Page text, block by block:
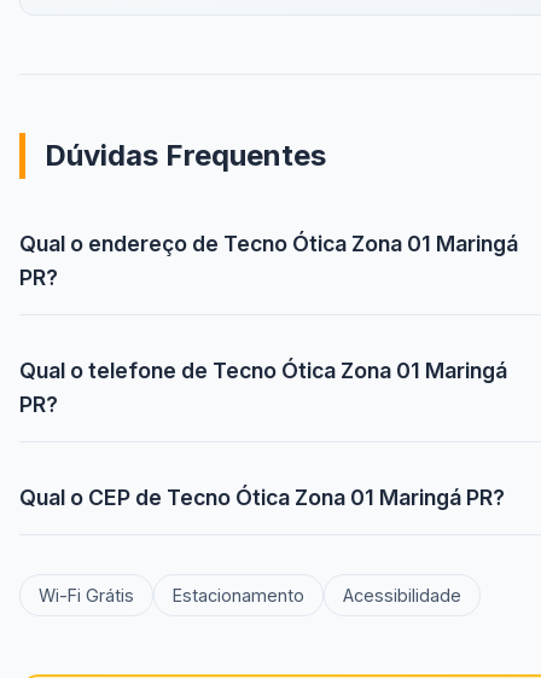
Dúvidas Frequentes
Qual o endereço de Tecno Ótica Zona 01 Maringá
PR?
Qual o telefone de Tecno Ótica Zona 01 Maringá
PR?
Qual o CEP de Tecno Ótica Zona 01 Maringá PR?
Wi-Fi Grátis Estacionamento Acessibilidade